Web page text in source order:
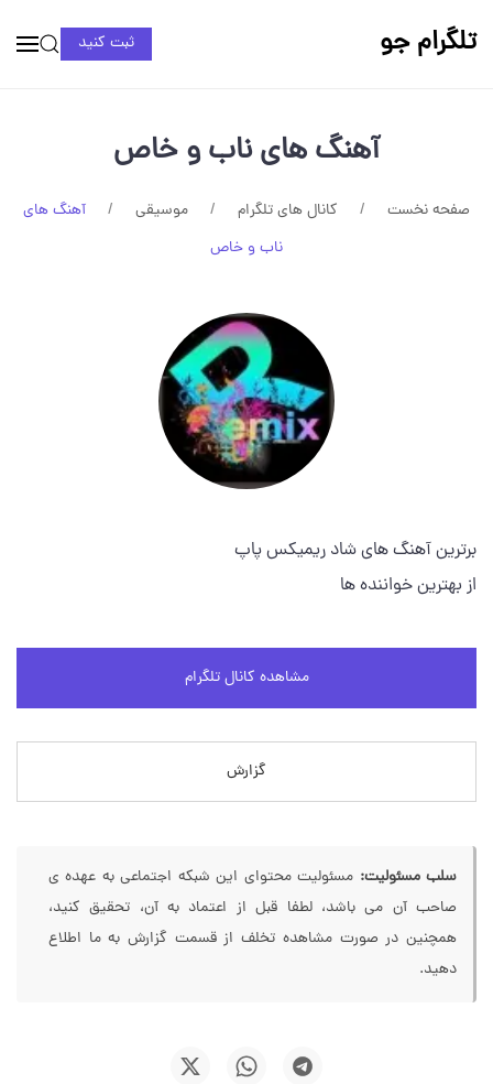
تلگرام جو ثبت کنید
آهنگ های ناب و خاص
صفحه نخست کانال های تلگرام موسیقی
آهنگ های
ناب و خاص
برترین آهنگ های شاد ریمیکس پاپ
از بهترین خواننده ها
مشاهده کانال تلگرام
گزارش
سلب مسئولیت: مسئولیت محتوای این شبکه اجتماعی به عهده ی
صاحب آن می باشد، لطفا قبل از اعتماد به آن، تحقیق کنید،
همچنین در صورت مشاهده تخلف از قسمت گزارش به ما اطلاع
دهید.